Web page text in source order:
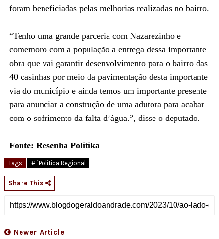
foram beneficiadas pelas melhorias realizadas no bairro.
“Tenho uma grande parceria com Nazarezinho e
comemoro com a população a entrega dessa importante
obra que vai garantir desenvolvimento para o bairro das
40 casinhas por meio da pavimentação desta importante
via do município e ainda temos um importante presente
para anunciar a construção de uma adutora para acabar
com o sofrimento da falta d’água.”, disse o deputado.
Fonte: Resenha Politika
Tags # ´Política Regional
Share This
Newer Article